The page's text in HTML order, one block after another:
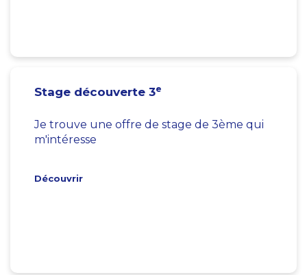
Stage découverte 3e
Je trouve une offre de stage de 3ème qui
m'intéresse
Découvrir